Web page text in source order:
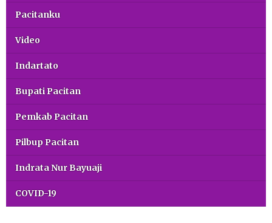
Pacitanku
Video
Indartato
Bupati Pacitan
Pemkab Pacitan
Pilbup Pacitan
Indrata Nur Bayuaji
COVID-19